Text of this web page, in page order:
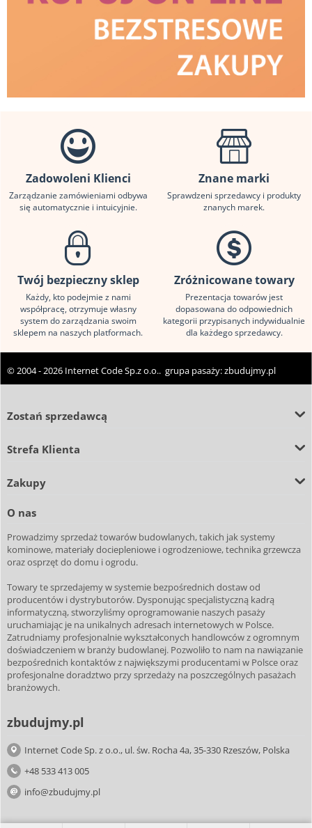
Zadowoleni Klienci
Zarządzanie zamówieniami odbywa
się automatycznie i intuicyjnie.
Znane marki
Sprawdzeni sprzedawcy i produkty
znanych marek.
Twój bezpieczny sklep
Każdy, kto podejmie z nami
współpracę, otrzymuje własny
system do zarządzania swoim
sklepem na naszych platformach.
Zróżnicowane towary
Prezentacja towarów jest
dopasowana do odpowiednich
kategorii przypisanych indywidualnie
dla każdego sprzedawcy.
© 2004 - 2026 Internet Code Sp.z o.o.. grupa pasaży:zbudujmy.pl
Zostań sprzedawcą
Strefa Klienta
Zakupy
O nas
Prowadzimy sprzedaż towarów budowlanych, takich jak systemy
kominowe, materiały dociepleniowe i ogrodzeniowe, technika grzewcza
oraz osprzęt do domu i ogrodu.
Towary te sprzedajemy w systemie bezpośrednich dostaw od
producentów i dystrybutorów. Dysponując specjalistyczną kadrą
informatyczną, stworzyliśmy oprogramowanie naszych pasaży
uruchamiając je na unikalnych adresach internetowych w Polsce.
Zatrudniamy profesjonalnie wykształconych handlowców z ogromnym
doświadczeniem w branży budowlanej. Pozwoliło to nam na nawiązanie
bezpośrednich kontaktów z największymi producentami w Polsce oraz
profesjonalne doradztwo przy sprzedaży na poszczególnych pasażach
branżowych.
zbudujmy.pl
Internet Code Sp. z o.o., ul. św. Rocha 4a, 35-330 Rzeszów, Polska
+48 533 413 005
info@zbudujmy.pl